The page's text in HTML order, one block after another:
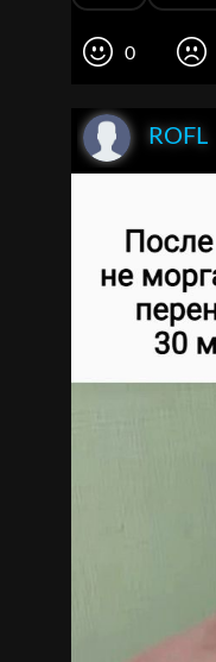
0
ROFL